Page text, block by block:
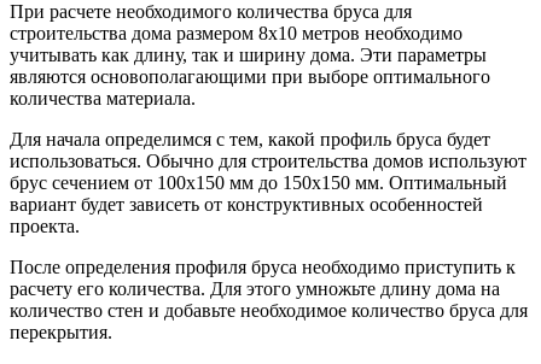
При расчете необходимого количества бруса для
строительства дома размером 8х10 метров необходимо
учитывать как длину, так и ширину дома. Эти параметры
являются основополагающими при выборе оптимального
количества материала.
Для начала определимся с тем, какой профиль бруса будет
использоваться. Обычно для строительства домов используют
брус сечением от 100х150 мм до 150х150 мм. Оптимальный
вариант будет зависеть от конструктивных особенностей
проекта.
После определения профиля бруса необходимо приступить к
расчету его количества. Для этого умножьте длину дома на
количество стен и добавьте необходимое количество бруса для
перекрытия.